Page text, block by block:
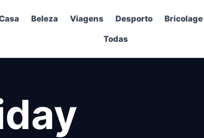
Beleza Viagens Desporto Bricolage
Todas